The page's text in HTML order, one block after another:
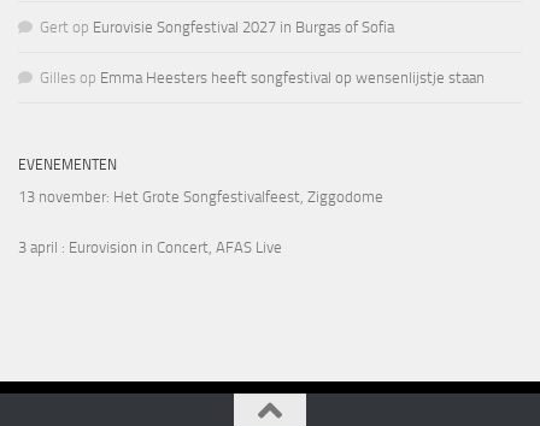
Gert op Eurovisie Songfestival 2027 in Burgas of Sofia
Gilles op Emma Heesters heeft songfestival op wensenlijstje staan
EVENEMENTEN
13 november: Het Grote Songfestivalfeest, Ziggodome
3 april : Eurovision in Concert, AFAS Live